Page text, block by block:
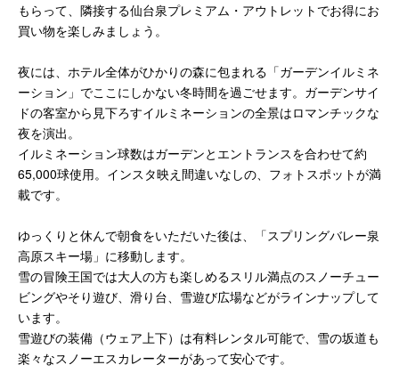
もらって、隣接する仙台泉プレミアム・アウトレットでお得にお
買い物を楽しみましょう。
夜には、ホテル全体がひかりの森に包まれる「ガーデンイルミネ
ーション」でここにしかない冬時間を過ごせます。ガーデンサイ
ドの客室から見下ろすイルミネーションの全景はロマンチックな
夜を演出。
イルミネーション球数はガーデンとエントランスを合わせて約
65,000球使用。インスタ映え間違いなしの、フォトスポットが満
載です。
ゆっくりと休んで朝食をいただいた後は、「スプリングバレー泉
高原スキー場」に移動します。
雪の冒険王国では大人の方も楽しめるスリル満点のスノーチュー
ビングやそり遊び、滑り台、雪遊び広場などがラインナップして
います。
雪遊びの装備（ウェア上下）は有料レンタル可能で、雪の坂道も
楽々なスノーエスカレーターがあって安心です。